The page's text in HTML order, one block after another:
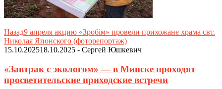
Назад9 апреля акцию «Зробім» провели прихожане храма свт.
Николая Японского (фоторепортаж)
15.10.202518.10.2025 - Сергей Юшкевич
«Завтрак с экологом» — в Минске проходят
просветительские приходские встречи